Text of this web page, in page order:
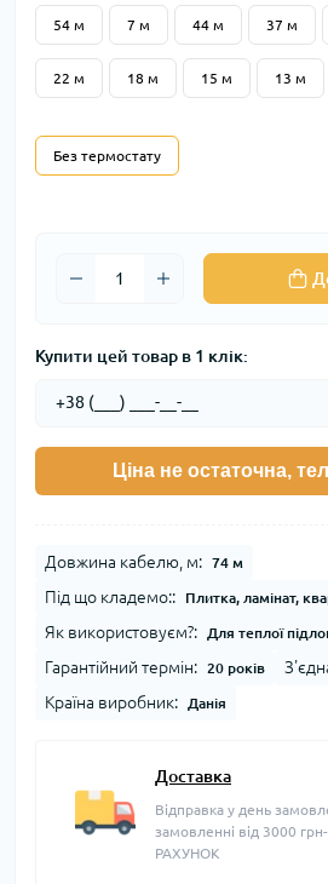
54 м 7 м 44 м 37 м
22 м 18 м 15 м 13 м
Без термостату
Купити цей товар в 1 клік:
Ціна не остаточна,
Довжина кабелю, м: 74 м
Під що кладемо:: Плитка, ламінат,
Як використовуєм?: Для теплої
Гарантійний термін: 20 років
Країна виробник: Данія
Доставка
Відправка у день
замовленні від 3000
РАХУНОК